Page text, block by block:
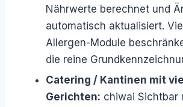
Nährwerte berechnet und
automatisch aktualisiert.
Allergen-Module
die reine
Catering / Kantinen mit
Gerichten: chiwai Sichtbar